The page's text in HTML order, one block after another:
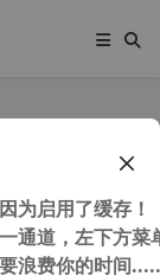
为启用了缓存！
通道，左下方菜
浪费你的时间